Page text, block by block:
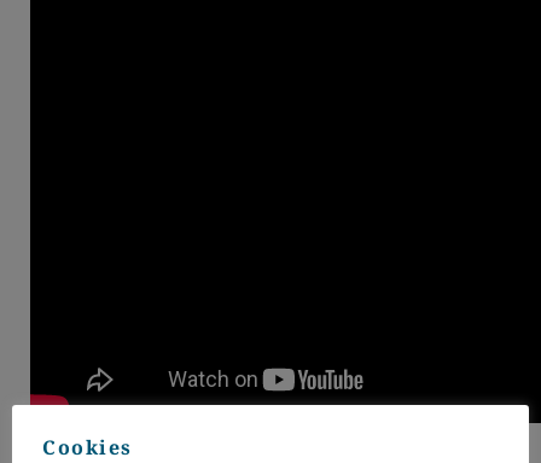
Cookies